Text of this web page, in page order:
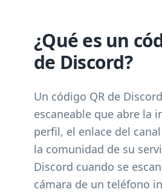
¿Qué es un
de Discord?
Un código QR de
escaneable que abre la
perfil, el enlace del
la comunidad de su
Discord cuando se
cámara de un teléfono